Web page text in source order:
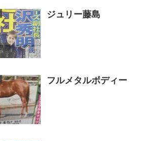
ジュリー藤島
フルメタルボディー